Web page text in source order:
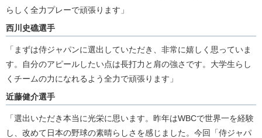
らしく全力プレーで頑張ります」
西川史礁選手
「まずは侍ジャパンに選出していただき、非常に嬉しく思っていま
す。自分のアピールしたい点は長打力と肩の強さです。大学生らし
くチームの力になれるよう全力で頑張ります」
近藤健介選手
「選出いただき本当に光栄に思います。昨年はWBCで世界一を経験
し、改めて日本の野球の素晴らしさを感じました。今回「侍ジャパ